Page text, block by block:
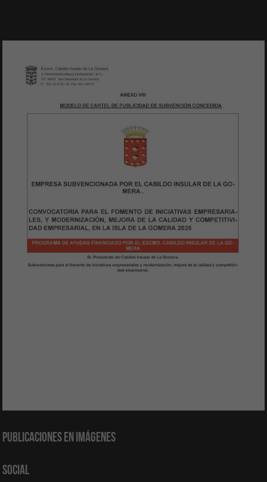
Publicaciones en Imágenes
Social